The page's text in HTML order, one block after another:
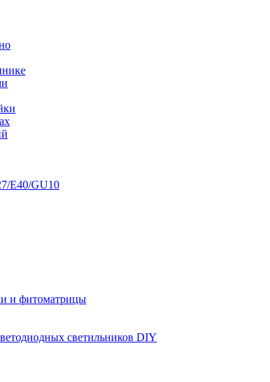
Е40/GU10
и фитоматрицы
светильников DIY